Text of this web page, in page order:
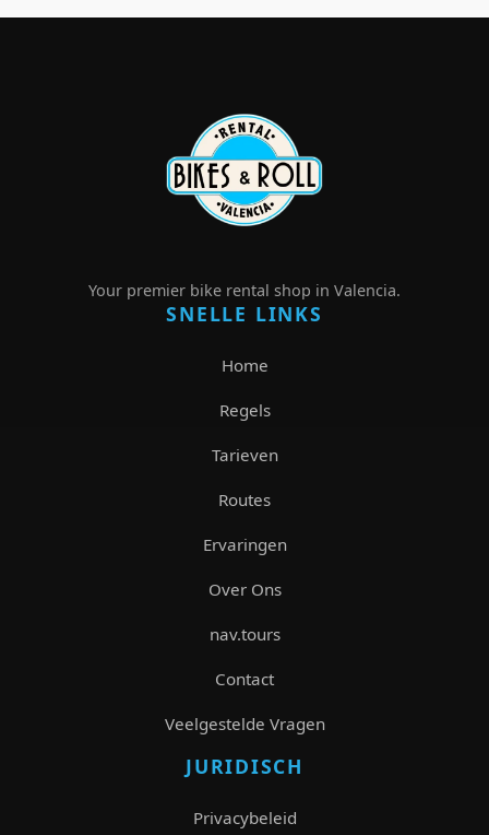
Your premier bike rental shop in Valencia.
SNELLE LINKS
Home
Regels
Tarieven
Routes
Ervaringen
Over Ons
nav.tours
Contact
Veelgestelde Vragen
JURIDISCH
Privacybeleid